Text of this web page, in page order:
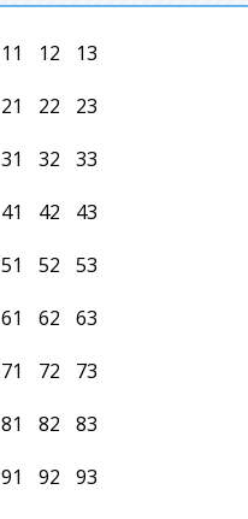
11 12
13
21 22
23
31 32
33
41 42
43
51 52
53
61 62
63
71 72
73
81 82
83
91 92
93